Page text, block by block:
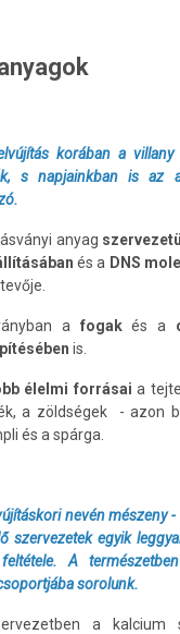
korában a
s napjainkban is az
anyag
és a DNS
a fogakés a
is.
élelmi forrásai a
a zöldségek - azon
és a spárga.
nevén mészeny
szervezetek egyik
A
sorolunk.
a kalcium